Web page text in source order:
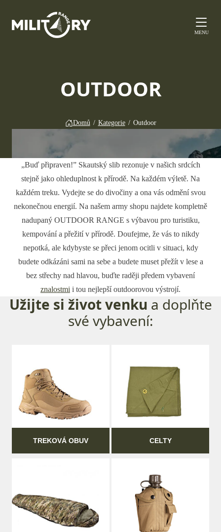
MENU
OUTDOOR
Domů / Kategorie / Outdoor
„Buď připraven!” Skautský slib rezonuje v našich srdcích
stejně jako ohleduplnost k přírodě. Na každém výletě. Na
každém treku. Vydejte se do divočiny a ona vás odmění svou
nekonečnou energií. Na našem army shopu najdete kompletně
nadupaný OUTDOOR RANGE s výbavou pro turistiku,
kempování a přežití v přírodě. Doufejme, že vás to nikdy
nepotká, ale kdybyste se přeci jenom ocitli v situaci, kdy
budete odkázáni sami na sebe a budete muset přežít v lese a
bez střechy nad hlavou, buďte raději předem vybavení
znalostmi i tou nejlepší outdoorovou výstrojí.
Užijte si život venku a doplňte
své vybavení:
TREKOVÁ OBUV CELTY